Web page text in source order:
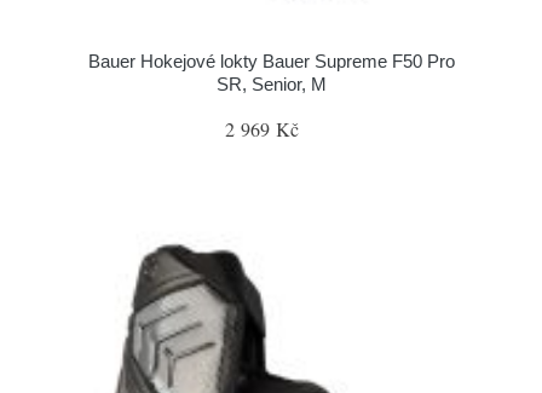
Bauer Hokejové lokty Bauer Supreme F50 Pro
SR, Senior, M
2 969 Kč